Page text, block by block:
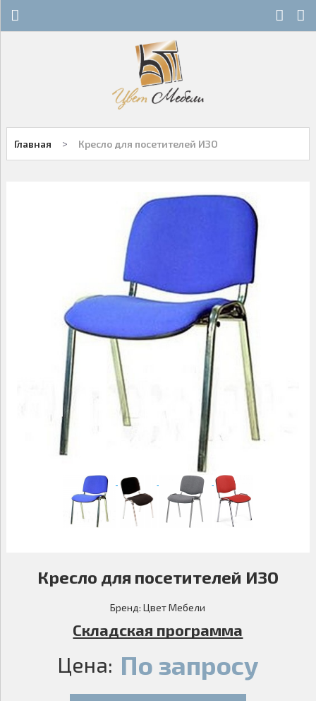
КОНТАКТЫ
Многоканальный
Екатеринбург
Написать нам
Заказы принимаются
09.00-18.00
ДЕРЕВЯННЫЕ СТОЛЫ
ОБЕДЕННЫЕ ГРУППЫ
СТУЛЬЯ НА МЕТАЛЛОКАРКАСЕ
МАЛЫЕ ФОРМЫ
САДОВАЯ МЕБЕЛЬ
ДОМАШНИЙ ТЕКСТИЛЬ
Главная > Кресло для посетителей ИЗО
Кресло для посетителей ИЗО
Бренд:Цвет Мебели
Складская программа
Цена: По запросу